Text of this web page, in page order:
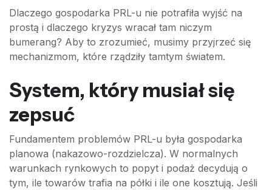
Dlaczego gospodarka PRL-u nie potrafiła wyjść na
prostą i dlaczego kryzys wracał tam niczym
bumerang? Aby to zrozumieć, musimy przyjrzeć się
mechanizmom, które rządziły tamtym światem.
System, który musiał się
zepsuć
Fundamentem problemów PRL-u była gospodarka
planowa (nakazowo-rozdzielcza). W normalnych
warunkach rynkowych to popyt i podaż decydują o
tym, ile towarów trafia na półki i ile one kosztują. Jeśli